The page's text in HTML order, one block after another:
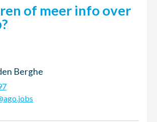
of meer info over
Berghe